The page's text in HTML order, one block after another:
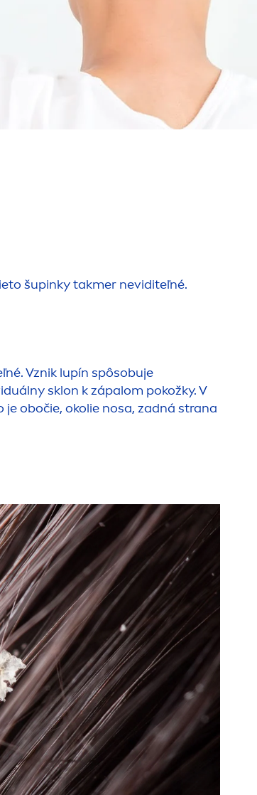
šupinky takmer neviditeľné.
Vznik lupín spôsobuje
sklon k zápalom pokožky. V
obočie, okolie nosa, zadná strana